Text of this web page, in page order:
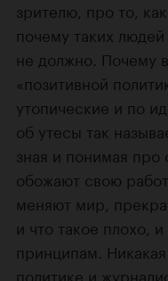
зрителю, про то,
почему таких
не должно. Почему
«позитивной
утопические и по
об утесы так
зная и понимая про
обожают свою
меняют мир,
и что такое плохо,
принципам.
политике и